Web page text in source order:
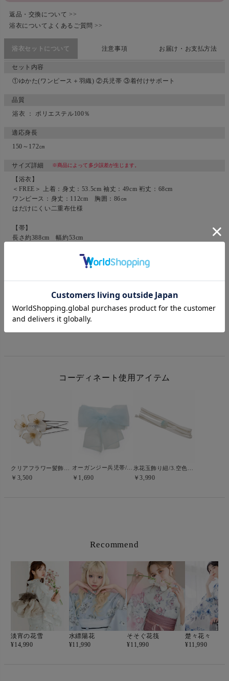
返品・交換について >>
浴衣についてよくあるご質問 >>
浴衣セットについて 注意事項 お届け・お支払方法
セット内容
①ゆかた(ワンピース＋羽織) ②兵児帯 ③着付けサポート
品質
浴衣 ： ポリエステル100％
適応身長
150～172㎝
サイズ詳細 ※商品によって多少誤差が生じます。
【浴衣】
＜FREE＞ 上着：身丈：53.5cm 袖丈：49cm 裄丈：68cm
ワンピース：身丈：112cm 胸囲：86㎝
はだけにくい二重布仕様
【帯】
長さ約388cm 幅約53cm
実際の商品と色味が異なって見える場合がございます。
コーディネート使用アイテム
￥3,500
オーガンジー兵児帯/空色
￥1,690 ￥3,990
Recommend
淡宵の花雪
¥14,990
水縹陽花
¥11,990
そそぐ花筏
¥11,990
楚々花々
¥11,990